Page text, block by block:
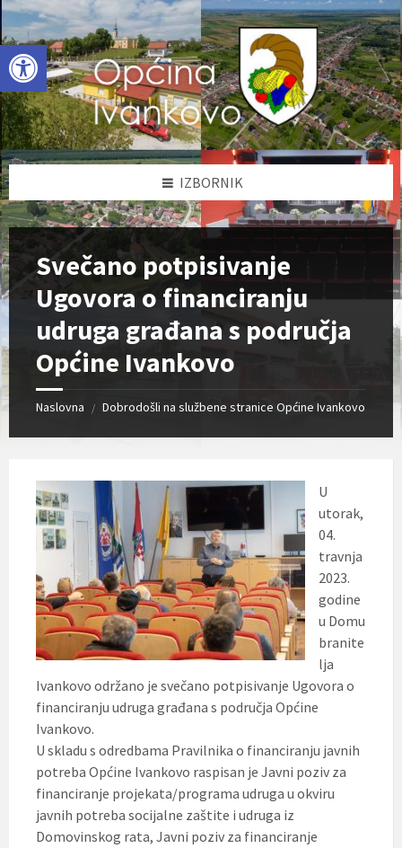
Open toolbar
Skip
to
content
Skip
to
left
sidebar
Skip
to
footer
IZBORNIK
Svečano potpisivanje
Ugovora o financiranju
udruga građana s područja
Općine Ivankovo
Naslovna / Dobrodošli na službene stranice Općine Ivankovo
U
utorak,
04.
travnja
2023.
godine
u Domu
branite
lja
Ivankovo održano je svečano potpisivanje Ugovora o
financiranju udruga građana s područja Općine
Ivankovo.
U skladu s odredbama Pravilnika o financiranju javnih
potreba Općine Ivankovo raspisan je Javni poziv za
financiranje projekata/programa udruga u okviru
javnih potreba socijalne zaštite i udruga iz
Domovinskog rata, Javni poziv za financiranje